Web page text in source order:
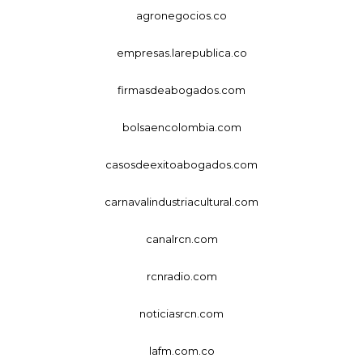
agronegocios.co
empresas.larepublica.co
firmasdeabogados.com
bolsaencolombia.com
casosdeexitoabogados.com
carnavalindustriacultural.com
canalrcn.com
rcnradio.com
noticiasrcn.com
lafm.com.co